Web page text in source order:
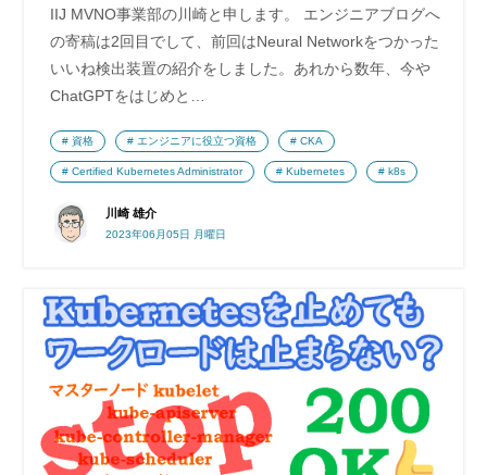
IIJ MVNO事業部の川崎と申します。 エンジニアブログへ
の寄稿は2回目でして、前回はNeural Networkをつかった
いいね検出装置の紹介をしました。あれから数年、今や
ChatGPTをはじめと…
川崎 雄介
2023年06月05日 月曜日
資格 エンジニアに役立つ資格 CKA
Certified Kubernetes Administrator Kubernetes k8s